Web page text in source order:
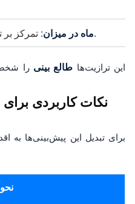
ماه در میزان: تمرکز بر تعادل اجتماعی و عدالت.
این ترازیت‌ها طالع بینی را
نکات کاربردی برای
برای تبدیل این پیش‌بینی‌ها به